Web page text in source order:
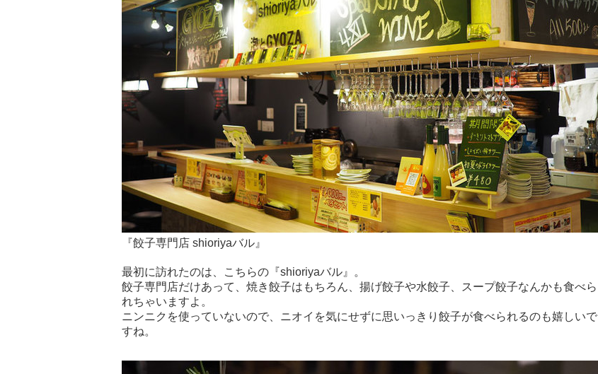
『餃子専門店 shioriyaバル』
最初に訪れたのは、こちらの『shioriyaバル』。
餃子専門店だけあって、焼き餃子はもちろん、揚げ餃子や水餃子、スープ餃子なんかも食べら
れちゃいますよ。
ニンニクを使っていないので、ニオイを気にせずに思いっきり餃子が食べられるのも嬉しいで
すね。